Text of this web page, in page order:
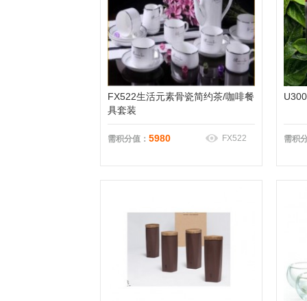
FX522生活元素骨瓷简约茶/咖啡餐
具套装
需积分值： 5980 FX522 需积